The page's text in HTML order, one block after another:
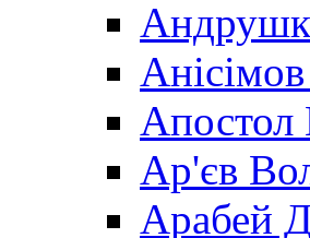
Ар'єв
Арабей